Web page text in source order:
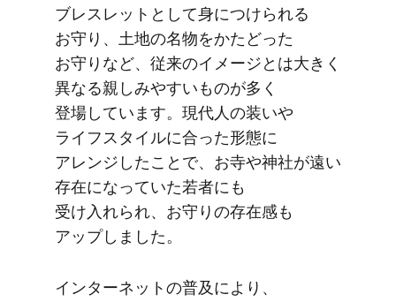
ブレスレットと​して​身に​つけられる​
お守り、​土地の​名物を​かた​どった​
お守りなど、​従来の​イメージとは​大きく​
異なる​親しみやすい​ものが​多く​
登場しています。​現代人の​装いや​
ライフスタイルに​合った​形態に​
アレンジした​ことで、​お寺や​神社が​遠い​
存在に​なっていた​若者にも​
受け入れられ、​お守りの​存在感も​
アップしました。
インターネットの​普及に​より、​